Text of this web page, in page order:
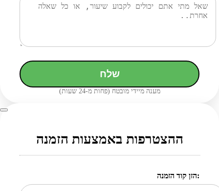
שלח
מענה מיידי מובטח (פחות מ-24 שעות)
ההצטרפות באמצעות הזמנה
הזן קוד הזמנה: